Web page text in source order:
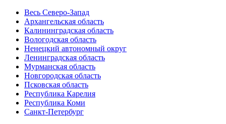
Весь Северо-Запад
Архангельская область
Калининградская область
Вологодская область
Ненецкий автономный округ
Ленинградская область
Мурманская область
Новгородская область
Псковская область
Республика Карелия
Республика Коми
Санкт-Петербург